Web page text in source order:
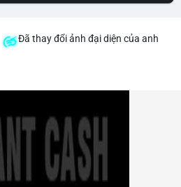
Đã thay đổi ảnh đại diện của anh